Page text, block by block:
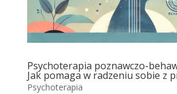
Psychoterapia poznawczo-
Jak pomaga w radzeniu sobie z
Psychoterapia